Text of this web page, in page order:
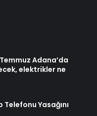
Adana’da
elektrikler ne
Yasağını